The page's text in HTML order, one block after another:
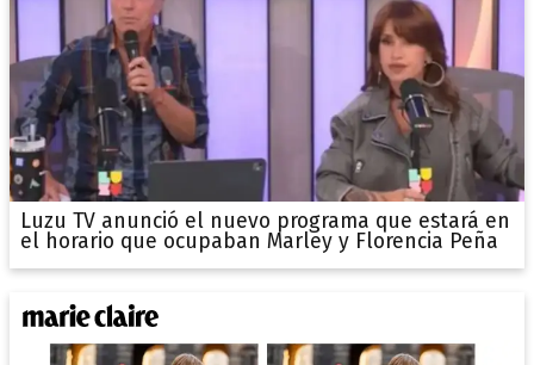
Luzu TV anunció el nuevo programa que estará en
el horario que ocupaban Marley y Florencia Peña